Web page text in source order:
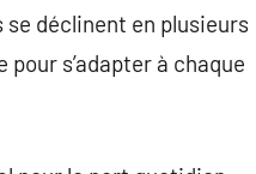
déclinent en plusieurs
s’adapter à chaque